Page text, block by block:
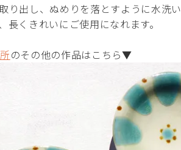
り出し、ぬめりを落とすように水洗
長くきれいにご使用になれます。
のその他の作品はこちら▼